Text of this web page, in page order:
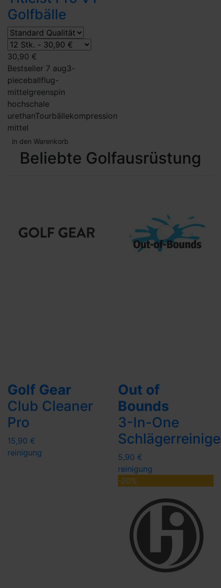
Golfbälle
30,90 €
Bestseller 7 aug3-
pieceballflug-
mittelgreenspin
hochschale
urethanTourbällekompression
mittel
in den Warenkorb
Beliebte Golfausrüstung
Golf Gear
Club Cleaner
Pro
15,90 €
reinigung
Out of
Bounds
3-In-One
5,90 €
reinigung
-20%